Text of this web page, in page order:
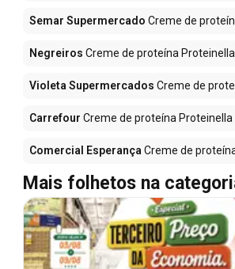
Semar Supermercado Creme de
Negreiros Creme de proteína Proteinella
Violeta Supermercados Creme de
Carrefour Creme de proteína Proteinella
Comercial Esperança Creme de
Mais folhetos na